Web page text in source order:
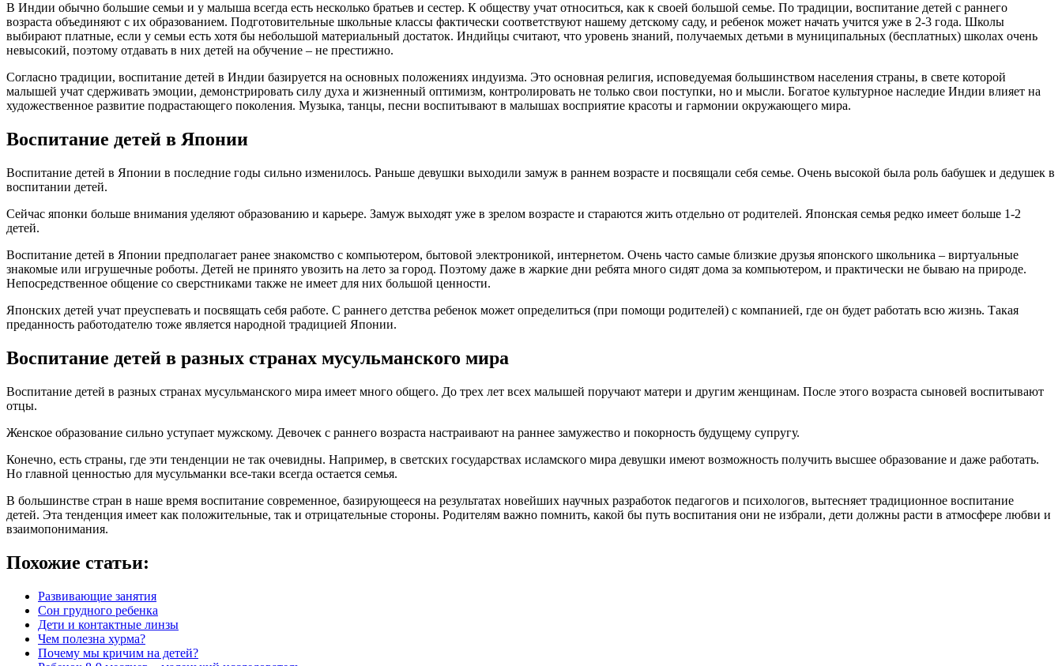
В Индии обычно большие семьи и у малыша всегда есть несколько братьев и сестер. К обществу учат относиться, как к своей большой семье. По традиции, воспитание детей с раннего
возраста объединяют с их образованием. Подготовительные школьные классы фактически соответствуют нашему детскому саду, и ребенок может начать учится уже в 2-3 года. Школы
выбирают платные, если у семьи есть хотя бы небольшой материальный достаток. Индийцы считают, что уровень знаний, получаемых детьми в муниципальных (бесплатных) школах очень
невысокий, поэтому отдавать в них детей на обучение – не престижно.
Согласно традиции, воспитание детей в Индии базируется на основных положениях индуизма. Это основная религия, исповедуемая большинством населения страны, в свете которой
малышей учат сдерживать эмоции, демонстрировать силу духа и жизненный оптимизм, контролировать не только свои поступки, но и мысли. Богатое культурное наследие Индии влияет на
художественное развитие подрастающего поколения. Музыка, танцы, песни воспитывают в малышах восприятие красоты и гармонии окружающего мира.
Воспитание детей в Японии
Воспитание детей в Японии в последние годы сильно изменилось. Раньше девушки выходили замуж в раннем возрасте и посвящали себя семье. Очень высокой была роль бабушек и дедушек в
воспитании детей.
Сейчас японки больше внимания уделяют образованию и карьере. Замуж выходят уже в зрелом возрасте и стараются жить отдельно от родителей. Японская семья редко имеет больше 1-2
детей.
Воспитание детей в Японии предполагает ранее знакомство с компьютером, бытовой электроникой, интернетом. Очень часто самые близкие друзья японского школьника – виртуальные
знакомые или игрушечные роботы. Детей не принято увозить на лето за город. Поэтому даже в жаркие дни ребята много сидят дома за компьютером, и практически не бываю на природе.
Непосредственное общение со сверстниками также не имеет для них большой ценности.
Японских детей учат преуспевать и посвящать себя работе. С раннего детства ребенок может определиться (при помощи родителей) с компанией, где он будет работать всю жизнь. Такая
преданность работодателю тоже является народной традицией Японии.
Воспитание детей в разных странах мусульманского мира
Воспитание детей в разных странах мусульманского мира имеет много общего. До трех лет всех малышей поручают матери и другим женщинам. После этого возраста сыновей воспитывают
отцы.
Женское образование сильно уступает мужскому. Девочек с раннего возраста настраивают на раннее замужество и покорность будущему супругу.
Конечно, есть страны, где эти тенденции не так очевидны. Например, в светских государствах исламского мира девушки имеют возможность получить высшее образование и даже работать.
Но главной ценностью для мусульманки все-таки всегда остается семья.
В большинстве стран в наше время воспитание современное, базирующееся на результатах новейших научных разработок педагогов и психологов, вытесняет традиционное воспитание
детей. Эта тенденция имеет как положительные, так и отрицательные стороны. Родителям важно помнить, какой бы путь воспитания они не избрали, дети должны расти в атмосфере любви и
взаимопонимания.
Похожие статьи:
Развивающие занятия
Сон грудного ребенка
Дети и контактные линзы
Чем полезна хурма?
Почему мы кричим на детей?